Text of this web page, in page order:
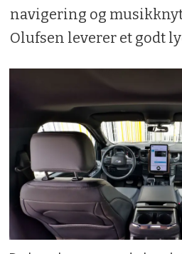
navigering og
Olufsen leverer et godt